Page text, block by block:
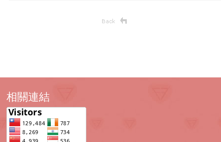
相關連結